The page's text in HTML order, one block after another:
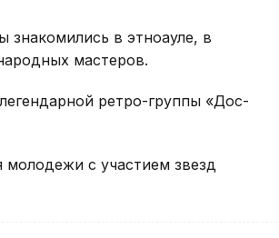
в этноауле, в
мастеров.
ретро-группы «Дос-
молодежи с участием звезд